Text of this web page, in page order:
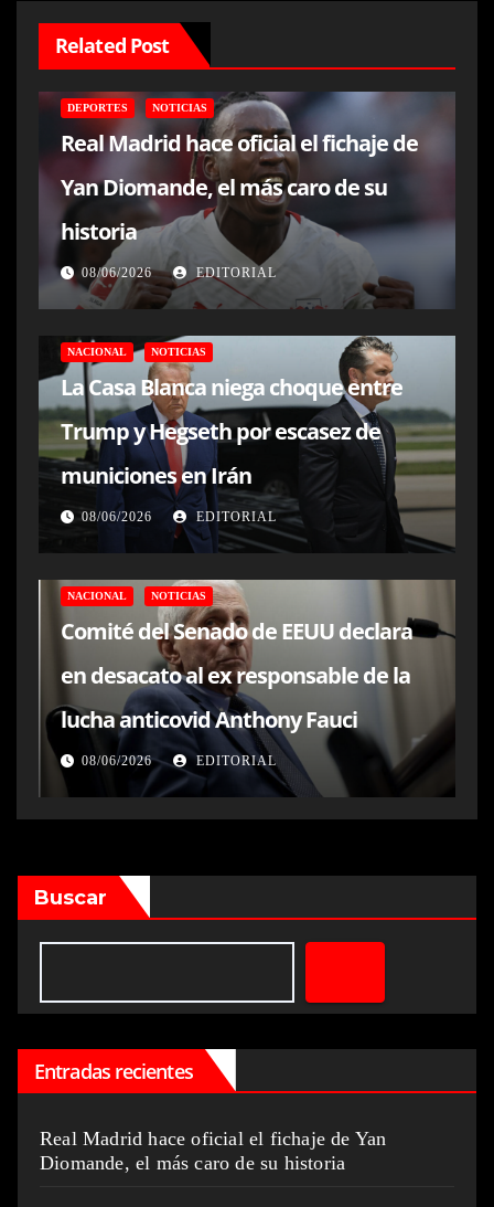
Related Post
DEPORTES NOTICIAS
Real Madrid hace oficial el fichaje de
Yan Diomande, el más caro de su
historia
08/06/2026 EDITORIAL
NACIONAL NOTICIAS
La Casa Blanca niega choque entre
Trump y Hegseth por escasez de
municiones en Irán
08/06/2026 EDITORIAL
NACIONAL NOTICIAS
Comité del Senado de EEUU declara
en desacato al ex responsable de la
lucha anticovid Anthony Fauci
08/06/2026 EDITORIAL
Buscar
Entradas recientes
Real Madrid hace oficial el fichaje de Yan
Diomande, el más caro de su historia